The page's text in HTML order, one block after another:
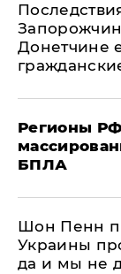
Донетчине
Регионы
БПЛА
Шон Пенн
Украины
да и мы не